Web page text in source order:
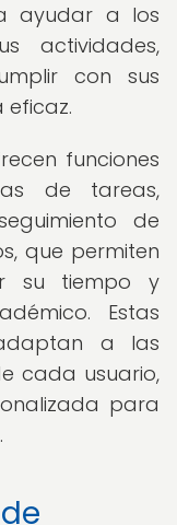
ayudar a los
actividades,
con sus
eficaz.
funciones
de tareas,
de
que permiten
su tiempo y
Estas
a las
cada usuario,
para